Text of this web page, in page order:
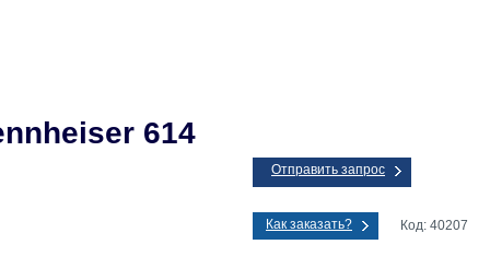
614
Отправить запрос
Как заказать? Код: 40207